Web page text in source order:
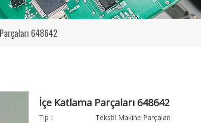
648642
İçe Katlama Parçaları 648642
Tip：
Tekstil Makine Parçaları